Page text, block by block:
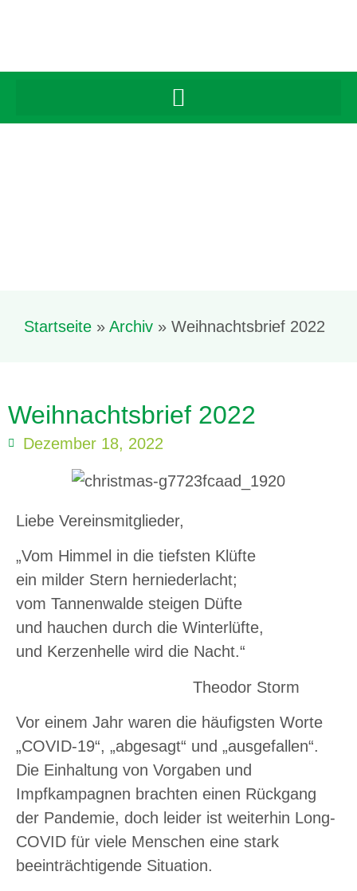
Startseite » Archiv » Weihnachtsbrief 2022
Weihnachtsbrief 2022
Dezember 18, 2022
Liebe Vereinsmitglieder,
„Vom Himmel in die tiefsten Klüfte
ein milder Stern herniederlacht;
vom Tannenwalde steigen Düfte
und hauchen durch die Winterlüfte,
und Kerzenhelle wird die Nacht.“
Theodor Storm
Vor einem Jahr waren die häufigsten Worte
„COVID-19“, „abgesagt“ und „ausgefallen“.
Die Einhaltung von Vorgaben und
Impfkampagnen brachten einen Rückgang
der Pandemie, doch leider ist weiterhin Long-
COVID für viele Menschen eine stark
beeinträchtigende Situation.